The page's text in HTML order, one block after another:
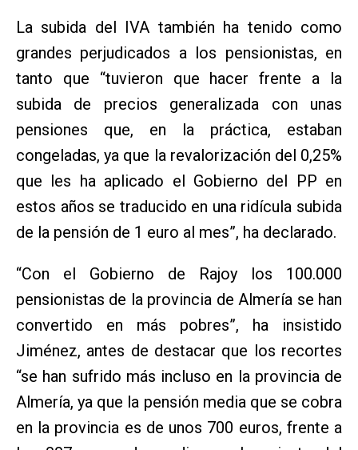
La subida del IVA también ha tenido como
grandes perjudicados a los pensionistas, en
tanto que “tuvieron que hacer frente a la
subida de precios generalizada con unas
pensiones que, en la práctica, estaban
congeladas, ya que la revalorización del 0,25%
que les ha aplicado el Gobierno del PP en
estos años se traducido en una ridícula subida
de la pensión de 1 euro al mes”, ha declarado.
“Con el Gobierno de Rajoy los 100.000
pensionistas de la provincia de Almería se han
convertido en más pobres”, ha insistido
Jiménez, antes de destacar que los recortes
“se han sufrido más incluso en la provincia de
Almería, ya que la pensión media que se cobra
en la provincia es de unos 700 euros, frente a